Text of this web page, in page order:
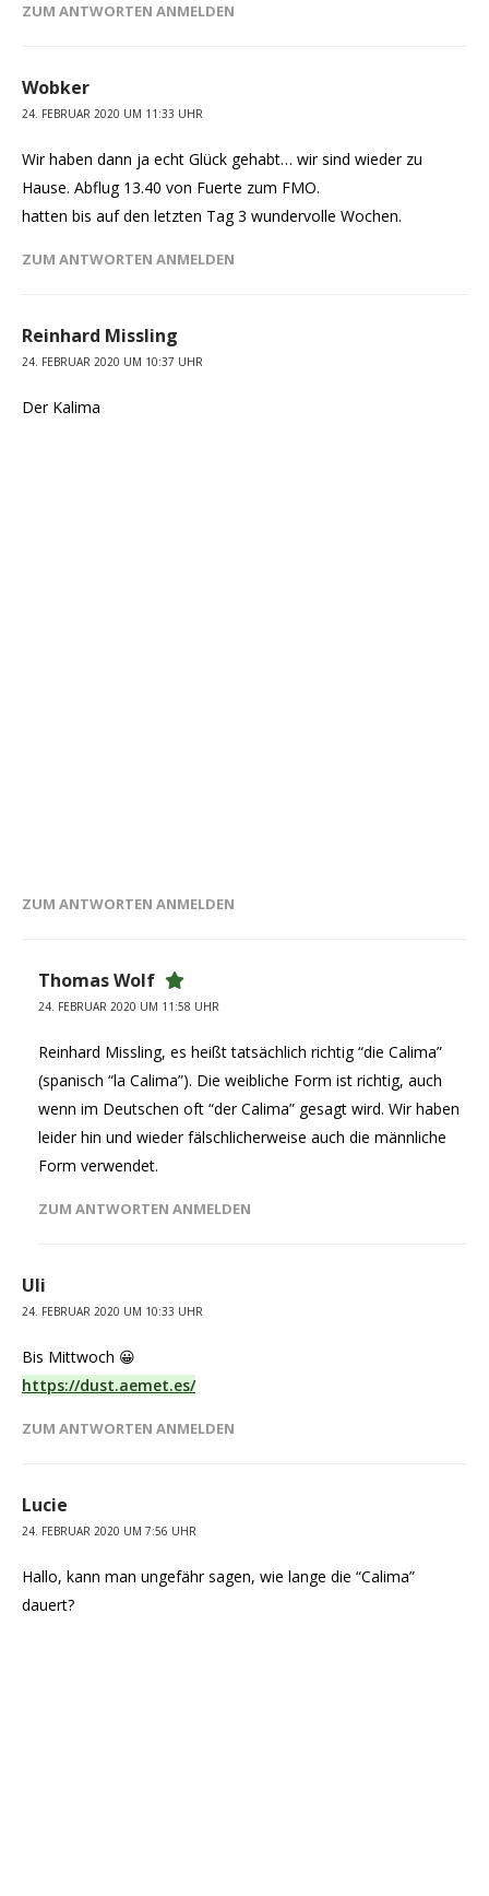
ZUM ANTWORTEN ANMELDEN
Wobker
24. FEBRUAR 2020 UM 11:33 UHR
Wir haben dann ja echt Glück gehabt… wir sind wieder zu
Hause. Abflug 13.40 von Fuerte zum FMO.
hatten bis auf den letzten Tag 3 wundervolle Wochen.
ZUM ANTWORTEN ANMELDEN
Reinhard Missling
24. FEBRUAR 2020 UM 10:37 UHR
Der Kalima
ZUM ANTWORTEN ANMELDEN
Thomas Wolf
24. FEBRUAR 2020 UM 11:58 UHR
Reinhard Missling, es heißt tatsächlich richtig “die Calima”
(spanisch “la Calima”). Die weibliche Form ist richtig, auch
wenn im Deutschen oft “der Calima” gesagt wird. Wir haben
leider hin und wieder fälschlicherweise auch die männliche
Form verwendet.
ZUM ANTWORTEN ANMELDEN
Uli
24. FEBRUAR 2020 UM 10:33 UHR
Bis Mittwoch 😀
https://dust.aemet.es/
ZUM ANTWORTEN ANMELDEN
Lucie
24. FEBRUAR 2020 UM 7:56 UHR
Hallo, kann man ungefähr sagen, wie lange die “Calima”
dauert?